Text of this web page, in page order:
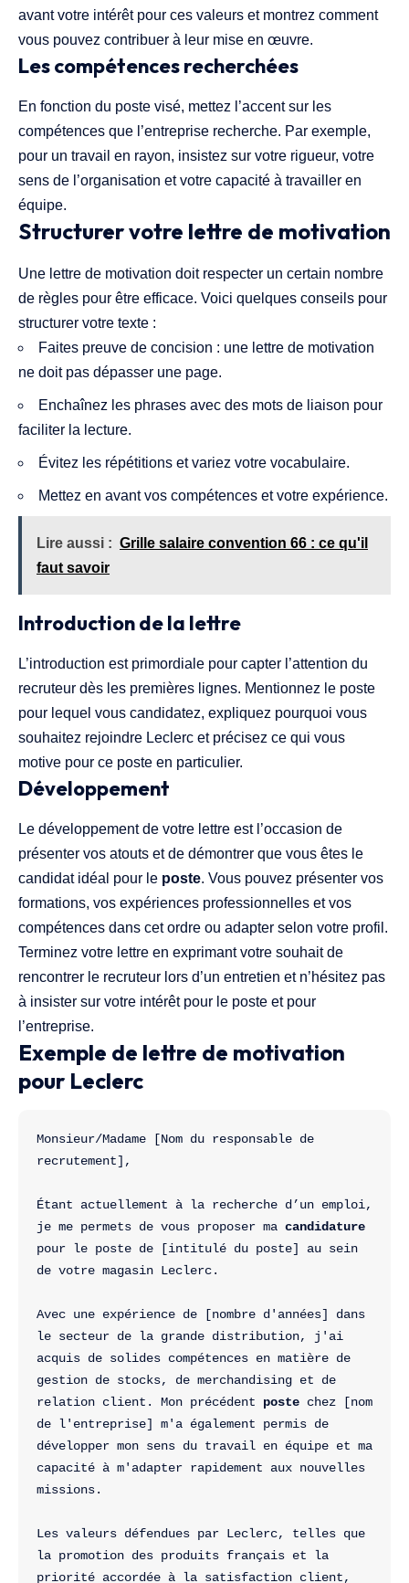
avant votre intérêt pour ces valeurs et montrez comment
vous pouvez contribuer à leur mise en œuvre.
Les compétences recherchées
En fonction du poste visé, mettez l’accent sur les
compétences que l’entreprise recherche. Par exemple,
pour un travail en rayon, insistez sur votre rigueur, votre
sens de l’organisation et votre capacité à travailler en
équipe.
Structurer votre lettre de motivation
Une lettre de motivation doit respecter un certain nombre
de règles pour être efficace. Voici quelques conseils pour
structurer votre texte :
Faites preuve de concision : une lettre de motivation
ne doit pas dépasser une page.
Enchaînez les phrases avec des mots de liaison pour
faciliter la lecture.
Évitez les répétitions et variez votre vocabulaire.
Mettez en avant vos compétences et votre expérience.
Lire aussi : Grille salaire convention 66 : ce qu'il
faut savoir
Introduction de la lettre
L’introduction est primordiale pour capter l’attention du
recruteur dès les premières lignes. Mentionnez le poste
pour lequel vous candidatez, expliquez pourquoi vous
souhaitez rejoindre Leclerc et précisez ce qui vous
motive pour ce poste en particulier.
Développement
Le développement de votre lettre est l’occasion de
présenter vos atouts et de démontrer que vous êtes le
candidat idéal pour le poste. Vous pouvez présenter vos
formations, vos expériences professionnelles et vos
compétences dans cet ordre ou adapter selon votre profil.
Terminez votre lettre en exprimant votre souhait de
rencontrer le recruteur lors d’un entretien et n’hésitez pas
à insister sur votre intérêt pour le poste et pour
l’entreprise.
Exemple de lettre de motivation
pour Leclerc
Monsieur/Madame [Nom du responsable de
recrutement],
Étant actuellement à la recherche d’un emploi,
je me permets de vous proposer ma candidature
pour le poste de [intitulé du poste] au sein
de votre magasin Leclerc.
Avec une expérience de [nombre d'années] dans
le secteur de la grande distribution, j'ai
acquis de solides compétences en matière de
gestion de stocks, de merchandising et de
relation client. Mon précédent poste chez [nom
de l'entreprise] m'a également permis de
développer mon sens du travail en équipe et ma
capacité à m'adapter rapidement aux nouvelles
missions.
Les valeurs défendues par Leclerc, telles que
la promotion des produits français et la
priorité accordée à la satisfaction client,